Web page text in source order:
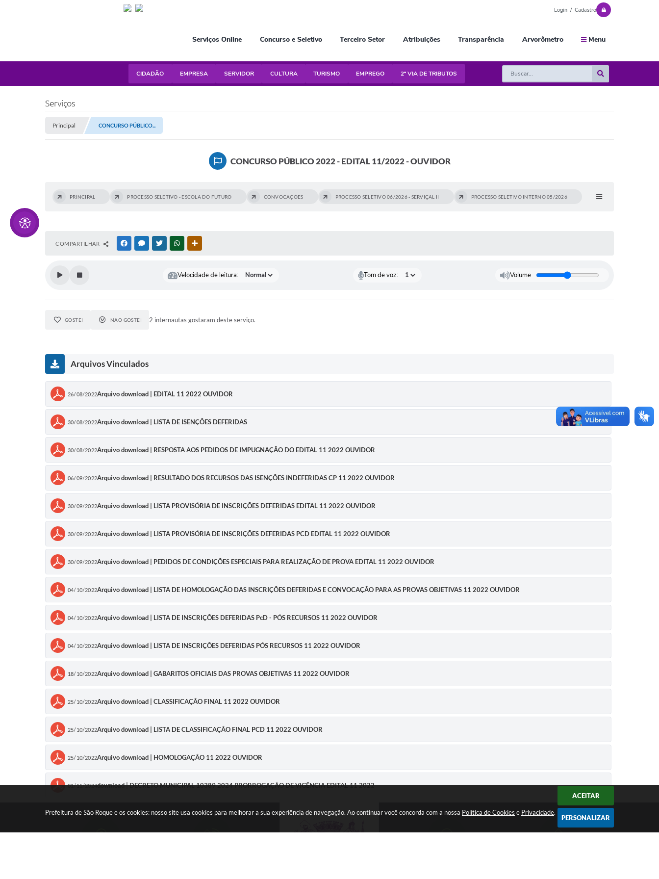
Prefeitura de São Roque e os cookies: nosso site usa cookies para melhorar a sua experiência de navegação. Ao continuar você concorda com a nossa Política de Cookies e Privacidade.
ACEITAR
PERSONALIZAR
Login / Cadastro
Serviços Online Concurso e Seletivo Terceiro Setor Atribuições Transparência Arvorômetro Menu
CIDADÃO EMPRESA SERVIDOR CULTURA TURISMO EMPREGO 2ª VIA DE TRIBUTOS
Serviços
Principal CONCURSO PÚBLICO...
CONCURSO PÚBLICO 2022 - EDITAL 11/2022 - OUVIDOR
PRINCIPAL PROCESSO SELETIVO - ESCOLA DO FUTURO CONVOCAÇÕES PROCESSO SELETIVO 06/2026 - SERVIÇAL II PROCESSO SELETIVO INTERNO 05/2026
COMPARTILHAR FACEBOOKMESSENGER
TWITTERWHATSAPP
Velocidade de leitura: Tom de voz: Volume
GOSTEI NÃO GOSTEI 2 internautas gostaram deste serviço.
Arquivos Vinculados
26/08/2022Arquivo download | EDITAL 11 2022 OUVIDOR
30/08/2022Arquivo download | LISTA DE ISENÇÕES DEFERIDAS
30/08/2022Arquivo download | RESPOSTA AOS PEDIDOS DE IMPUGNAÇÃO DO EDITAL 11 2022 OUVIDOR
06/09/2022Arquivo download | RESULTADO DOS RECURSOS DAS ISENÇÕES INDEFERIDAS CP 11 2022 OUVIDOR
30/09/2022Arquivo download | LISTA PROVISÓRIA DE INSCRIÇÕES DEFERIDAS EDITAL 11 2022 OUVIDOR
30/09/2022Arquivo download | LISTA PROVISÓRIA DE INSCRIÇÕES DEFERIDAS PCD EDITAL 11 2022 OUVIDOR
30/09/2022Arquivo download | PEDIDOS DE CONDIÇÕES ESPECIAIS PARA REALIZAÇÃO DE PROVA EDITAL 11 2022 OUVIDOR
04/10/2022Arquivo download | LISTA DE HOMOLOGAÇÃO DAS INSCRIÇÕES DEFERIDAS E CONVOCAÇÃO PARA AS PROVAS OBJETIVAS 11 2022 OUVIDOR
04/10/2022Arquivo download | LISTA DE INSCRIÇÕES DEFERIDAS PcD - PÓS RECURSOS 11 2022 OUVIDOR
04/10/2022Arquivo download | LISTA DE INSCRIÇÕES DEFERIDAS PÓS RECURSOS 11 2022 OUVIDOR
18/10/2022Arquivo download | GABARITOS OFICIAIS DAS PROVAS OBJETIVAS 11 2022 OUVIDOR
25/10/2022Arquivo download | CLASSIFICAÇÃO FINAL 11 2022 OUVIDOR
25/10/2022Arquivo download | LISTA DE CLASSIFICAÇÃO FINAL PCD 11 2022 OUVIDOR
25/10/2022Arquivo download | HOMOLOGAÇÃO 11 2022 OUVIDOR
01/11/2024download | DECRETO MUNICIPAL 10389 2024 PRORROGAÇÃO DE VIGÊNCIA EDITAL 11 2022